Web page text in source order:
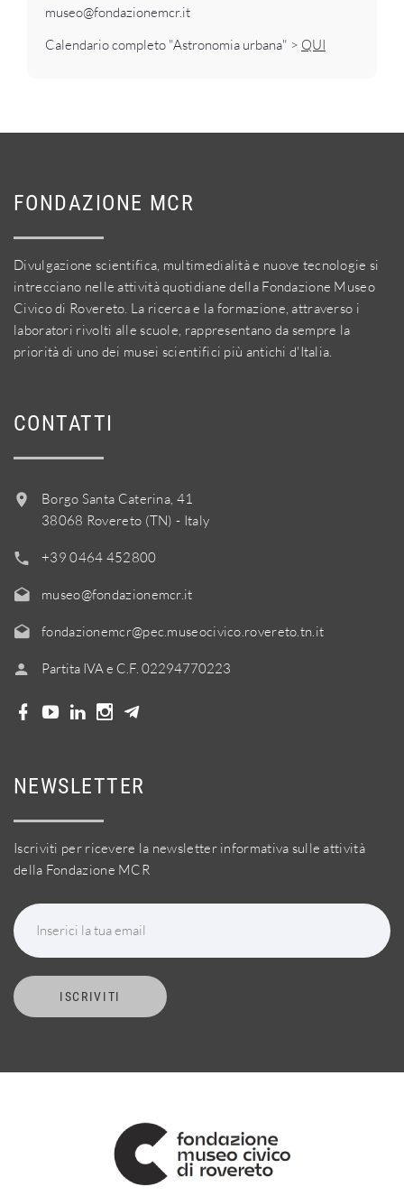
museo@fondazionemcr.it
Calendario completo "Astronomia urbana" > QUI
FONDAZIONE MCR
Divulgazione scientifica, multimedialità e nuove tecnologie si
intrecciano nelle attività quotidiane della Fondazione Museo
Civico di Rovereto. La ricerca e la formazione, attraverso i
laboratori rivolti alle scuole, rappresentano da sempre la
priorità di uno dei musei scientifici più antichi d'Italia.
CONTATTI
Borgo Santa Caterina, 41
38068 Rovereto (TN) - Italy
+39 0464 452800
museo@fondazionemcr.it
fondazionemcr@pec.museocivico.rovereto.tn.it
Partita IVA e C.F. 02294770223
NEWSLETTER
Iscriviti per ricevere la newsletter informativa sulle attività
della Fondazione MCR
Inserici la tua email
ISCRIVITI